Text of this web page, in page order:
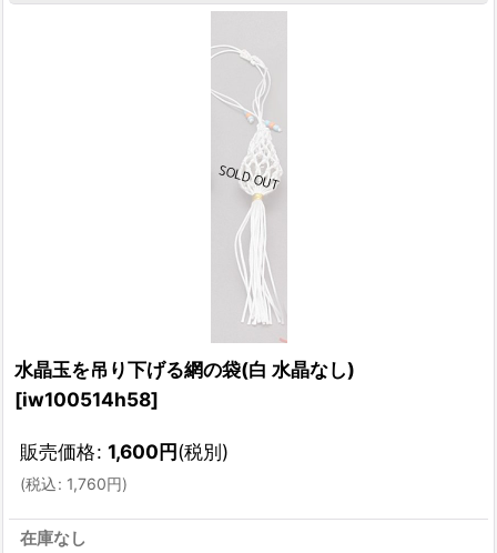
水晶玉を吊り下げる網の袋(白 水晶なし)
[iw100514h58]
販売価格: 1,600円(税別)
(税込: 1,760円)
在庫なし